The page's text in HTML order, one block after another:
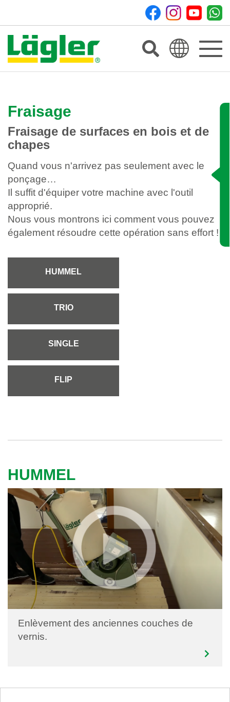
Toggle
Fraisage
Fraisage de surfaces en bois et de
chapes
Quand vous n'arrivez pas seulement avec le
ponçage…
Il suffit d'équiper votre machine avec l'outil
approprié.
Nous vous montrons ici comment vous pouvez
également résoudre cette opération sans effort !
HUMMEL
TRIO
SINGLE
FLIP
HUMMEL
Enlèvement des anciennes couches de
vernis.